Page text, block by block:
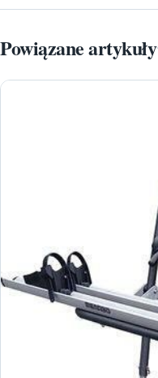
Powiązane artykuły